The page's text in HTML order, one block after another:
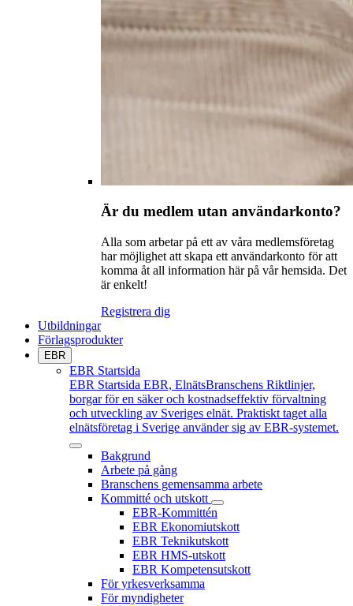
Är du medlem utan användarkonto?
Alla som arbetar på ett av våra medlemsföretag
har möjlighet att skapa ett användarkonto för att
komma åt all information här på vår hemsida. Det
är enkelt!
Registrera dig
Utbildningar
Förlagsprodukter
EBR
EBR Startsida
EBR Startsida EBR, ElnätsBranschens Riktlinjer,
borgar för en säker och kostnadseffektiv förvaltning
och utveckling av Sveriges elnät. Praktiskt taget alla
elnätsföretag i Sverige använder sig av EBR-systemet.
Bakgrund
Arbete på gång
Branschens gemensamma arbete
Kommitté och utskott
EBR-Kommittén
EBR Ekonomiutskott
EBR Teknikutskott
EBR HMS-utskott
EBR Kompetensutskott
För yrkesverksamma
För myndigheter